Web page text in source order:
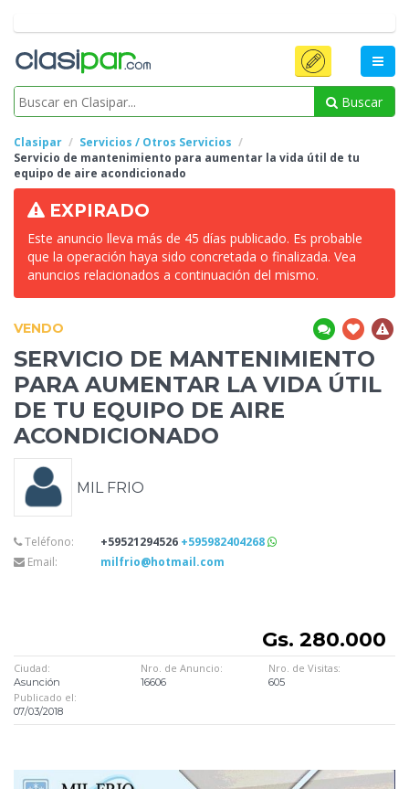
Buscar
Clasipar
Servicios / Otros Servicios
Servicio de mantenimiento para aumentar la vida útil de tu
equipo de aire acondicionado
EXPIRADO
Este anuncio lleva más de 45 días publicado. Es probable
que la operación haya sido concretada o finalizada. Vea
anuncios relacionados a continuación del mismo.
VENDO
SERVICIO DE MANTENIMIENTO
PARA AUMENTAR LA VIDA ÚTIL
DE TU EQUIPO DE AIRE
ACONDICIONADO
MIL FRIO
Teléfono: +59521294526 +595982404268
Email:
milfrio@hotmail.com
Gs. 280.000
Ciudad:
Asunción
Nro. de Anuncio:
16606
Nro. de Visitas:
605
Publicado el:
07/03/2018